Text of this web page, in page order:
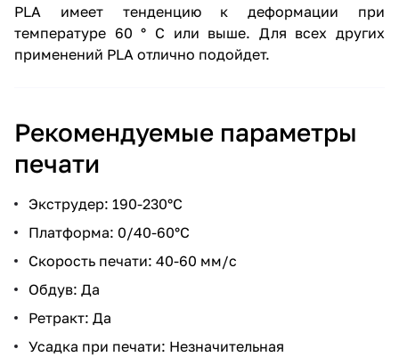
PLA имеет тенденцию к деформации при
температуре 60 ° C или выше. Для всех других
применений PLA отлично подойдет.
Рекомендуемые параметры
печати
Экструдер: 190-230°С
Платформа: 0/40-60°С
Скорость печати: 40-60 мм/с
Обдув: Да
Ретракт: Да
Усадка при печати: Незначительная